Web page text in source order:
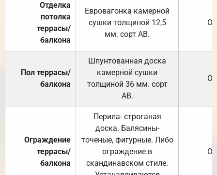
Отделка
потолка
террасы/
балкона
Евровагонка камерной
сушки толщиной 12,5
мм. сорт АВ.
Пол террасы/
балкона
Шпунтованная доска
камерной сушки
толщиной 36 мм. сорт
АВ.
Ограждение
террасы/
балкона
Перила- строганая
доска. Балясины-
точеные, фигурные. Либо
ограждение в
скандинавском стиле.